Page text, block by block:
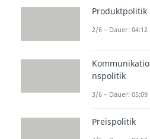
Produktpolitik
2/6 – Dauer: 04:12
Kommunikatio
nspolitik
3/6 – Dauer: 05:09
Preispolitik